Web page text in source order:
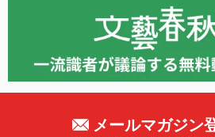
メールマガジン